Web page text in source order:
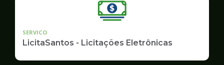
SERVICO
LicitaSantos - Licitações Eletrônicas